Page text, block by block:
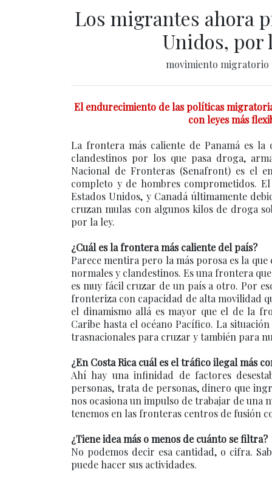
Los migrantes ahora
Unidos, por
movimiento migratorio
El endurecimiento de las políticas
con leyes más
La frontera más caliente de Panamá es la
clandestinos por los que pasa droga,
Nacional de Fronteras (Senafront) es el
completo y de hombres comprometidos.
Estados Unidos, y Canadá últimamente
cruzan mulas con algunos kilos de droga
por la ley.
¿Cuál es la frontera más caliente del país?
Parece mentira pero la más porosa es la
normales y clandestinos. Es una frontera
es muy fácil cruzar de un país a otro. Por
fronteriza con capacidad de alta movilidad
el dinamismo allá es mayor que el de la
Caribe hasta el océano Pacífico. La
trasnacionales para cruzar y también para
¿En Costa Rica cuál es el tráfico ilegal más
Ahí hay una infinidad de factores
personas, trata de personas, dinero que
nos ocasiona un impulso de trabajar de una
tenemos en las fronteras centros de fusión
¿Tiene idea más o menos de cuánto se filtra?
No podemos decir esa cantidad, o cifra.
puede hacer sus actividades.